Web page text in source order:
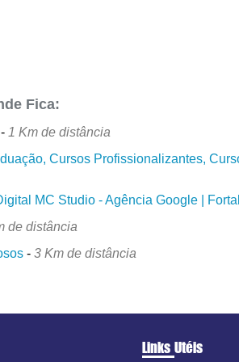
Fica:
- 1 Km de distância
Cursos Profissionalizantes,
MC Studio - Agência Google |
de distância
-3 Km de distância
Links Utéis